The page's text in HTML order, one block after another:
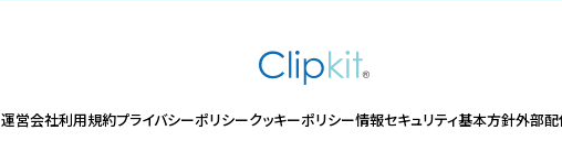
運営会社利用規約プライバシーポリシークッキーポリシー情報セキュリティ基本方針外部配